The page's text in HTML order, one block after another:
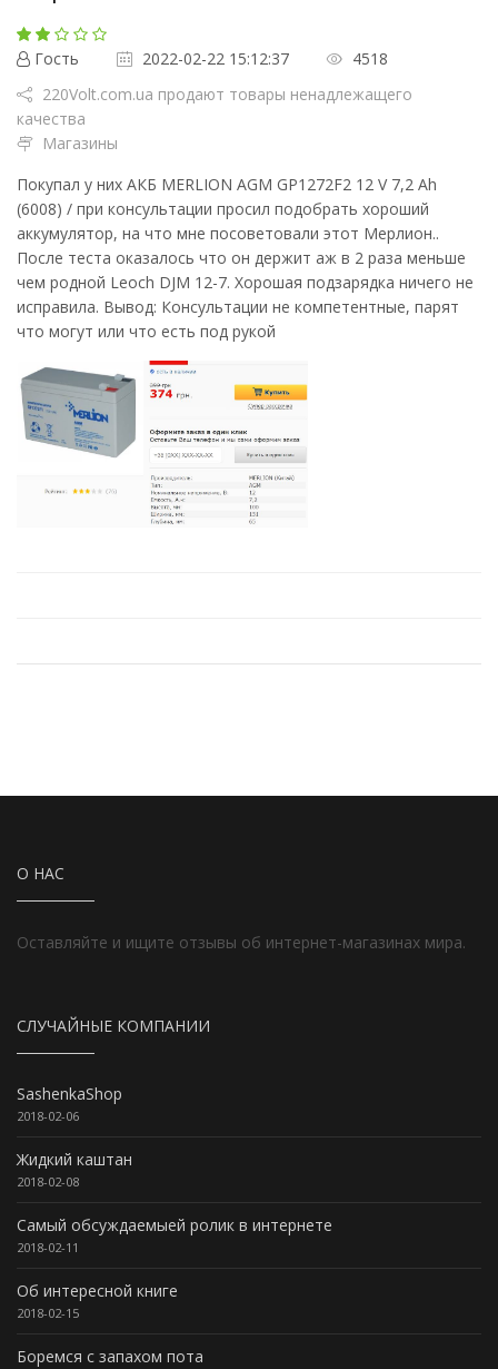
Гость 2022-02-22 15:12:37
4518
220Volt.com.ua продают товары ненадлежащего
качества
Магазины
Покупал у них АКБ MERLION AGM GP1272F2 12 V 7,2 Ah
(6008) / при консультации просил подобрать хороший
аккумулятор, на что мне посоветовали этот Мерлион..
После теста оказалось что он держит аж в 2 раза меньше
чем родной Leoch DJM 12-7. Хорошая подзарядка ничего не
исправила. Вывод: Консультации не компетентные, парят
что могут или что есть под рукой
О НАС
Оставляйте и ищите отзывы об интернет-магазинах мира.
СЛУЧАЙНЫЕ КОМПАНИИ
SashenkaShop
2018-02-06
Жидкий каштан
2018-02-08
Самый обсуждаемыей ролик в интернете
2018-02-11
Об интересной книге
2018-02-15
Боремся с запахом пота